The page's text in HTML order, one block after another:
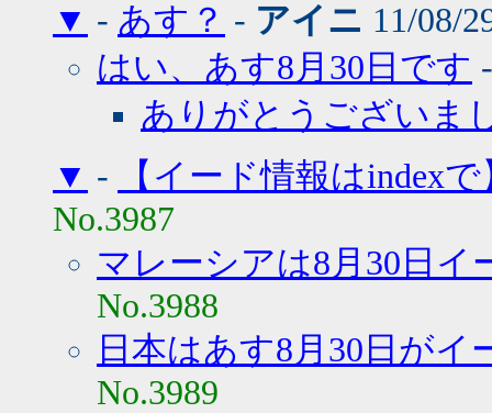
▼ - あす？ - アイニ 11/08/
はい、あす8月30日です
ありがとうございま
▼ -
【イード情報はindexで
No.3987
マレーシアは8月30日イ
No.3988
日本はあす8月30日がイ
No.3989